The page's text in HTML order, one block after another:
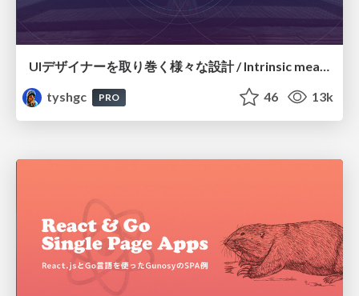
UIデザイナーを取り巻く様々な設計 / Intrinsic meaning of UI Design
tyshgc
PRO 46 13k